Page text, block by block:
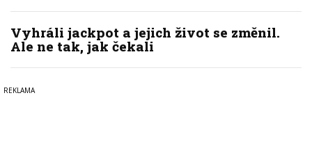
Vyhráli jackpot a jejich život se změnil.
Ale ne tak, jak čekali